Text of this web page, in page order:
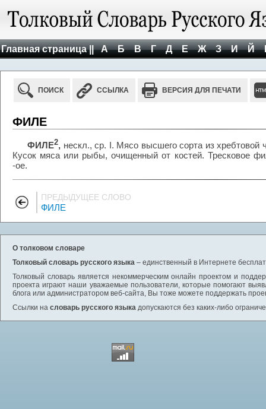
Главная страница || А Б В Г Д Е Ж З И Й
ПОИСК ССЫЛКА ВЕРСИЯ ДЛЯ ПЕЧАТИ
ФИЛЕ
ФИЛЕ2, нескл., ср. I. Мясо высшего сорта из хребтовой
Кусок мяса или рыбы, очищенный от костей. Тресковое
-ое.
ПРЕДЫДУЩЕЕ СЛОВО
ФИЛЕ
О толковом словаре
Толковый словарь русского языка – единственный в Интернете
Толковый словарь является некоммерческим онлайн проектом и
проекта играют наши уважаемые пользователи, которые помогают
блога или администратором веб-сайта, Вы тоже можете поддержать
Ссылки на словарь русского языка допускаются без каких-либо